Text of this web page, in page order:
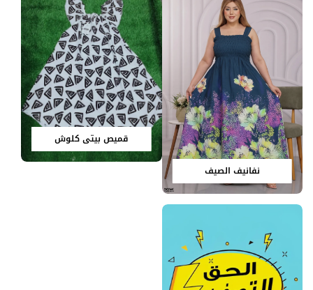
نفانيف الصيف
قميص بيتي كلوش